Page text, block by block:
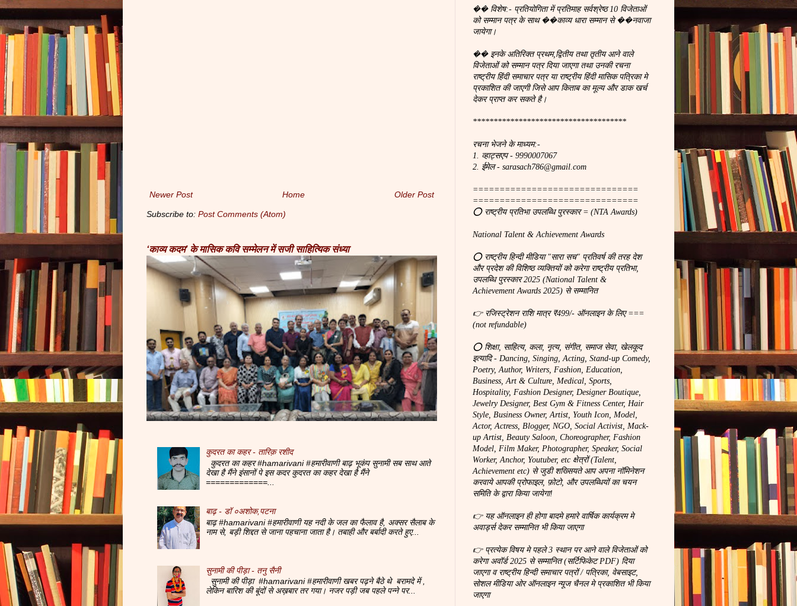
Newer Post Older Post
Home
Subscribe to: Post Comments (Atom)
‘काव्य कदम’ के मासिक कवि सम्मेलन में सजी साहित्यिक संध्या
कुदरत का कहर - तारिक़ रशीद
कुदरत का कहर #hamarivani #हमारीवाणी बाढ़ भूकंप सुनामी सब साथ आते
देखा है मैंने इंसानों पे इस कदर कुदरत का कहर देखा है मैंने
=============...
बाढ़ - डॉ ०अशोक,पटना
बाढ़ #hamarivani #हमारीवाणी यह नदी के जल का फैलाव है, अक्सर सैलाब के
नाम से, बड़ी शिद्दत से जाना पहचाना जाता है। तबाही और बर्बादी करते हुए...
सुनामी की पीड़ा - तनु सैनी
सुनामी की पीड़ा #hamarivani #हमारीवाणी खबर पढ़ने बैठे थे बरामदे में ,
लेकिन बारिश की बूंदों से अख़बार तर गया। नजर पड़ी जब पहले पन्ने पर...
�� विशेष:- प्रतियोगिता में प्रतिमाह सर्वश्रेष्ठ 10 विजेताओं
को सम्मान पत्र के साथ ��काव्य धारा सम्मान से ��नवाजा
जायेगा।
�� इनके अतिरिक्त प्रथम,द्वितीय तथा तृतीय आने वाले
विजेताओं को सम्मान पत्र दिया जाएगा तथा उनकी रचना
राष्ट्रीय हिंदी समाचार पत्र या राष्ट्रीय हिंदी मासिक पत्रिका मे
प्रकाशित की जाएगी जिसे आप किताब का मूल्य और डाक खर्च
देकर प्राप्त कर सकते है।
*************************************
रचना भेजने के माध्यम:-
1. व्हाट्सएप - 9990007067
2. ईमेल - sarasach786@gmail.com
===============================
===============================
⭕ राष्ट्रीय प्रतिभा उपलब्धि पुरस्कार = (NTA Awards)
National Talent & Achievement Awards
⭕ राष्ट्रीय हिन्दी मीडिया "सारा सच" प्रतिवर्ष की तरह देश
और प्रदेश की विशिष्ठ व्यक्तियों को करेगा राष्ट्रीय प्रतिभा,
उपलब्धि पुरस्कार 2025 (National Talent &
Achievement Awards 2025) से सम्मानित
👉 रजिस्ट्रेशन राशि मात्र ₹499/- ऑनलाइन के लिए ===
(not refundable)
⭕ शिक्षा, साहित्य, कला, नृत्य, संगीत, समाज सेवा, खेलकूद
इत्यादि - Dancing, Singing, Acting, Stand-up Comedy,
Poetry, Author, Writers, Fashion, Education,
Business, Art & Culture, Medical, Sports,
Hospitality, Fashion Designer, Designer Boutique,
Jewelry Designer, Best Gym & Fitness Center, Hair
Style, Business Owner, Artist, Youth Icon, Model,
Actor, Actress, Blogger, NGO, Social Activist, Mack-
up Artist, Beauty Saloon, Choreographer, Fashion
Model, Film Maker, Photographer, Speaker, Social
Worker, Anchor, Youtuber, etc क्षेत्रों (Talent,
Achievement etc) से जुडी शख्सियते आप अपना नॉमिनेशन
करवाये आपकी प्रोफाइल, फ़ोटो, और उपलब्धियों का चयन
समिति के द्वारा किया जायेगा!
👉 यह ऑनलाइन ही होगा बादमे हमारे वार्षिक कार्यक्रम मे
अवार्ड्स देकर सम्मानित भी किया जाएगा
👉 प्रत्येक विषय मे पहले 3 स्थान पर आने वाले विजेताओं को
करेगा अवॉर्ड 2025 से सम्मानित (सर्टिफिकेट PDF) दिया
जाएगा व राष्ट्रीय हिन्दी समाचार पत्रों / पत्रिका, वेबसाइट,
सोशल मीडिया ओर ऑनलाइन न्यूज चैनल मे प्रकाशित भी किया
जाएगा